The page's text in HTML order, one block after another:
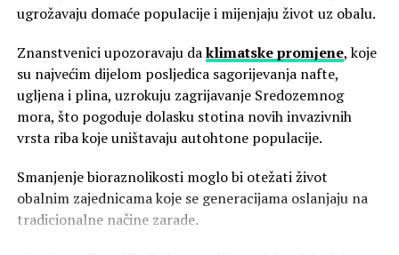
od 38.118 u Slovačkoj do 106.532 u Švicarskoj. Njemačka
(93.985), Luksemburg (93.203) i Nizozemska (92.905) sve
premašuju 90.000. Danska (88.454) i Norveška (87.722)
slijede odmah iza njih.
Među pet najvećih europskih gospodarstava, rangiranje
je nepromijenjeno u odnosu na nominalno. Međutim,
udaljenosti među njima se mijenjaju. Ujedinjeno
Kraljevstvo ima 82.329, Francuska 67.273, dok Italija
doseže 60.503, a Španjolska 57.517.
ugrožavaju domaće populacije i mijenjaju život uz obalu.
Znanstvenici upozoravaju daklimatske promjene, koje
su najvećim dijelom posljedica sagorijevanja nafte,
ugljena i plina, uzrokuju zagrijavanje Sredozemnog
mora, što pogoduje dolasku stotina novih invazivnih
vrsta riba koje uništavaju autohtone populacije.
Smanjenje bioraznolikosti moglo bi otežati život
obalnim zajednicama koje se generacijama oslanjaju na
tradicionalne načine zarade.